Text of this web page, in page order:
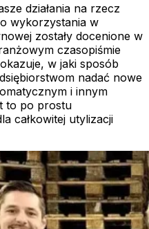
działania na rzecz
wykorzystania w
zostały docenione w
czasopiśmie
w jaki sposób
nadać nowe
i innym
to po prostu
całkowitej utylizacji